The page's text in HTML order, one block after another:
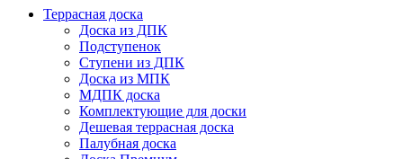
Террасная доска
Доска из ДПК
Подступенок
Ступени из ДПК
Доска из МПК
МДПК доска
Комплектующие для доски
Дешевая террасная доска
Палубная доска